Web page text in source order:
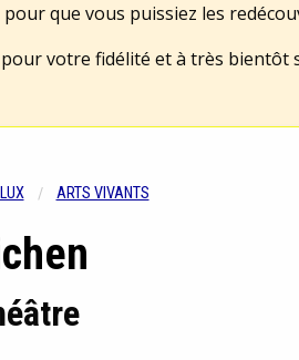
pour que vous puissiez les
votre fidélité et à très bientôt
ARTS VIVANTS